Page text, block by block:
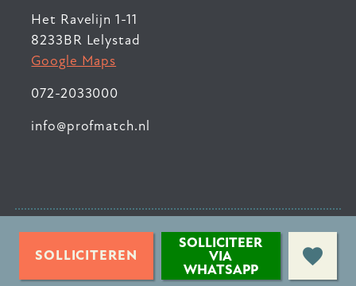
SOLLICITEREN
SOLLICITEER
VIA
WHATSAPP
Het Ravelijn 1-11
8233BR Lelystad
Google Maps
072-2033000
info@profmatch.nl
© 2026 ProfMatch •
Privacyverklaring
Login